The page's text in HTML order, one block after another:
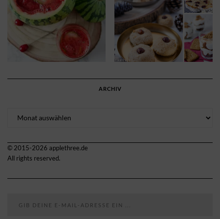
ARCHIV
© 2015-2026 applethree.de
All rights reserved.